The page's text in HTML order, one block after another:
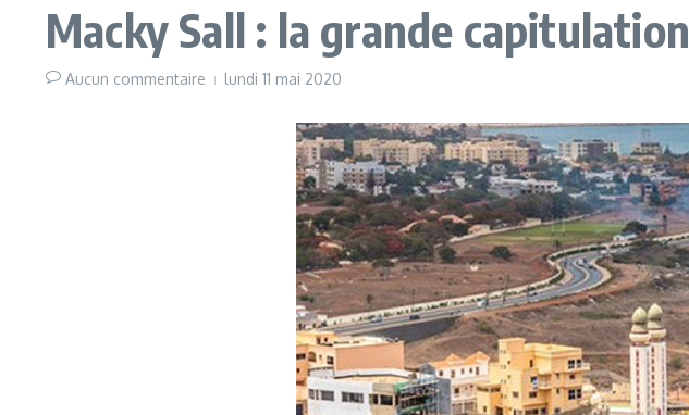
Macky Sall : la grande capitulation
Aucun commentaire lundi 11 mai 2020